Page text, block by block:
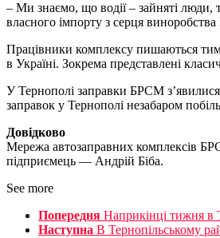
– Ми знаємо, що водії – зайняті люди,
власного імпорту з серця виноробства
Працівники комплексу пишаються
в Україні. Зокрема представлені
У Тернополі заправки БРСМ з’явилися
заправок у Тернополі незабаром
Довідково
Мережа автозаправних комплексів
підприємець — Андрій Біба.
See more
Попередня Наприкінці тижня в
Наступна В Тернопільському